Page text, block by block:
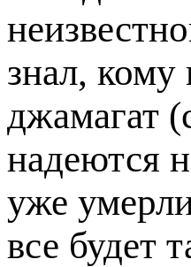
знал,
джамагат
надеются
уже
все будет